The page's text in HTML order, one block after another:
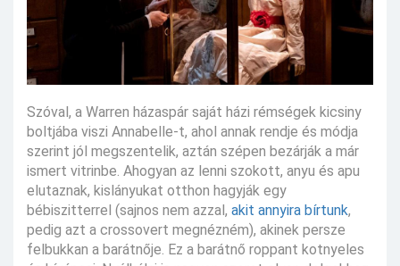
Szóval, a Warren házaspár saját házi rémségek kicsiny
boltjába viszi Annabelle-t, ahol annak rendje és módja
szerint jól megszentelik, aztán szépen bezárják a már
ismert vitrinbe. Ahogyan az lenni szokott, anyu és apu
elutaznak, kislányukat otthon hagyják egy
bébiszitterrel (sajnos nem azzal, akit annyira bírtunk,
pedig azt a crossovert megnézném), akinek persze
felbukkan a barátnője. Ez a barátnő roppant kotnyeles